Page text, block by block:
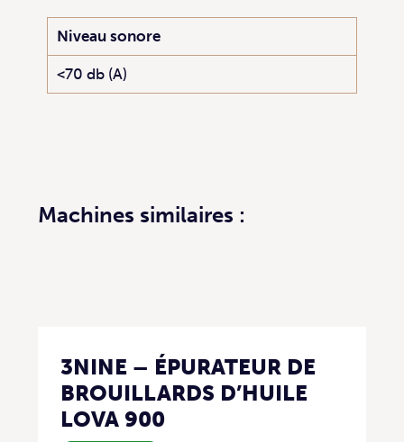
Niveau sonore
<70 db (A)
Machines similaires :
3NINE – ÉPURATEUR DE
BROUILLARDS D’HUILE
LOVA 900